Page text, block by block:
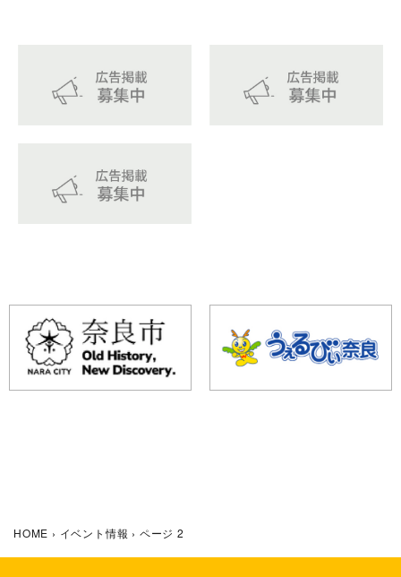
HOME › イベント情報 › ページ 2